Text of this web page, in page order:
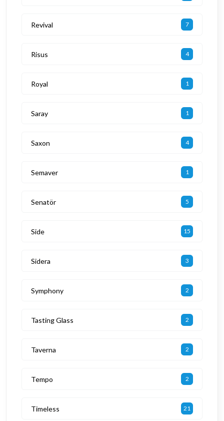
Revival 7
Risus 4
Royal 1
Saray 1
Saxon 4
Semaver 1
Senatör 5
Side 15
Sidera 3
Symphony 2
Tasting Glass 2
Taverna 2
Tempo 2
Timeless 21